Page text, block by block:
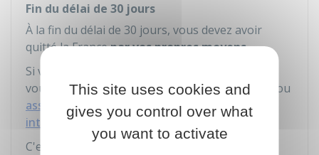
Fin du délai de 30 jours
À la fin du délai de 30 jours, vous devez avoir
quitté la Francepar vos propres moyens.
Si vous êtes toujours en France passé ce délai,
vous pouvez être placé en centre de rétention
ou
assigné à résidence . Le préfet vous notifieune
interdiction de retour en France (IRTF)
C'est l'administration française qui organisera
This site uses cookies and
gives you control over what
you want to activate